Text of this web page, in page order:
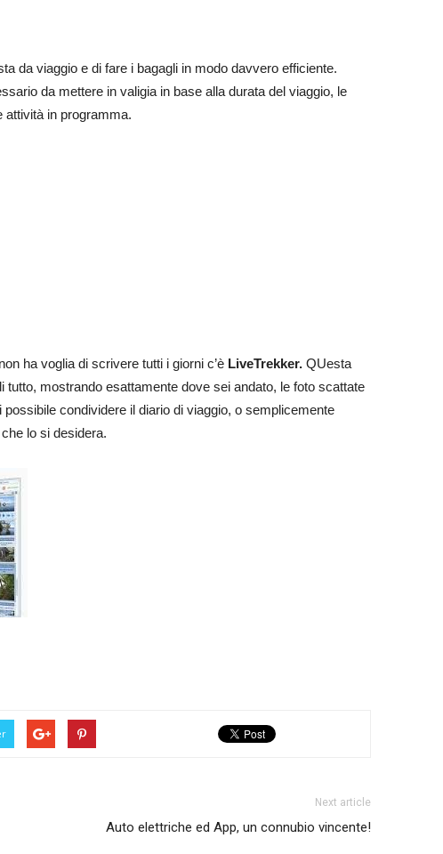
da viaggio e di fare i bagagli in modo davvero efficiente.
da mettere in valigia in base alla durata del viaggio, le
attività in programma.
ha voglia di scrivere tutti i giorni c’è LiveTrekker. QUesta
mostrando esattamente dove sei andato, le foto scattate
condividere il diario di viaggio, o semplicemente
lo si desidera.
Next article
Auto elettriche ed App, un connubio vincente!